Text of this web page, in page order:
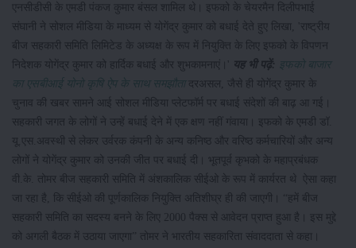
एनसीडीसी के एमडी पंकज कुमार बंसल शामिल थे। इफको के चेयरमैन दिलीपभाई
संघानी ने सोशल मीडिया के माध्यम से योगेंद्र कुमार को बधाई देते हुए लिखा, 'राष्ट्रीय
बीज सहकारी समिति लिमिटेड के अध्यक्ष के रूप में नियुक्ति के लिए इफको के विपणन
निदेशक योगेंद्र कुमार को हार्दिक बधाई और शुभकामनाएं।'
यह भी पढ़ें: इफको बाजार
का एसबीआई योनो कृषि ऐप के साथ समझौता दरअसल, जैसे ही योगेंद्र कुमार के
चुनाव की खबर सामने आई सोशल मीडिया प्लेटफॉर्म पर बधाई संदेशों की बाढ़ आ गई।
सहकारी जगत के लोगों ने उन्हें बधाई देने में एक क्षण नहीं गंवाया। इफको के एमडी डॉ.
यू.एस.अवस्थी से लेकर उर्वरक कंपनी के अन्य कनिष्ठ और वरिष्ठ कर्मचारियों और अन्य
लोगों ने योगेंद्र कुमार को उनकी जीत पर बधाई दी। भूतपूर्व कृभको के महाप्रबंधक
वी.के. तोमर बीज सहकारी समिति में अंशकालिक सीईओ के रूप में कार्यरत थे ऐसा कहा
जा रहा है, कि सीईओ की पूर्णकालिक नियुक्ति अतिशीघ्र ही की जाएगी। “हमें बीज
सहकारी समिति का सदस्य बनने के लिए 2000 पैक्स से आवेदन प्राप्त हुआ है। इस मुद्दे
को अगली बैठक में उठाया जाएगा” तोमर ने भारतीय सहकारिता संवाददाता से कहा।